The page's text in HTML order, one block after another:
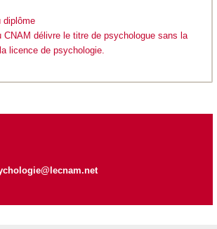
diplôme
CNAM délivre le titre de psychologue sans la
licence de psychologie.